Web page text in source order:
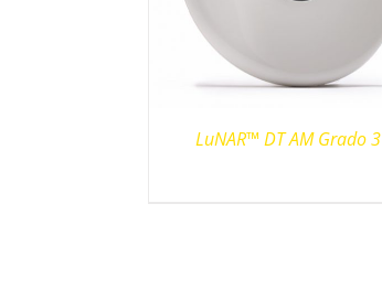
LuNAR™ DT AM Grado 3